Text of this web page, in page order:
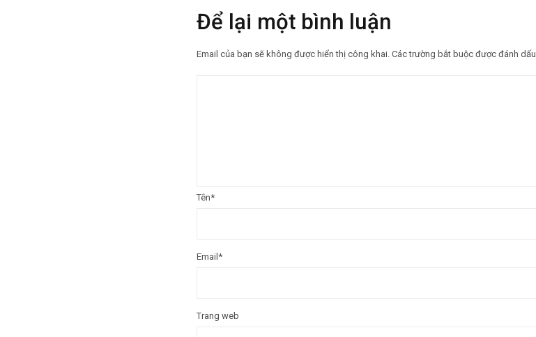
Để lại một bình luận
Email của bạn sẽ không được hiển thị công khai. Các trường bắt buộc được đánh dấu
Tên*
Email *
Trang web